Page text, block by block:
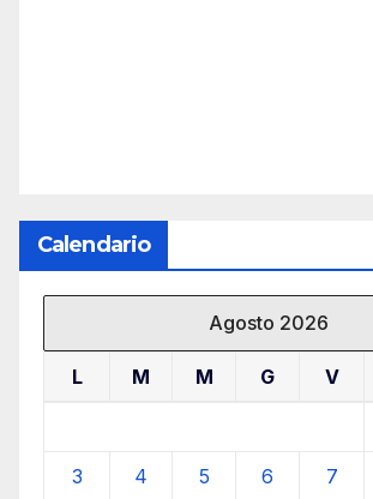
Calendario
Agosto 2026
L M M G V
3 4 5 6 7